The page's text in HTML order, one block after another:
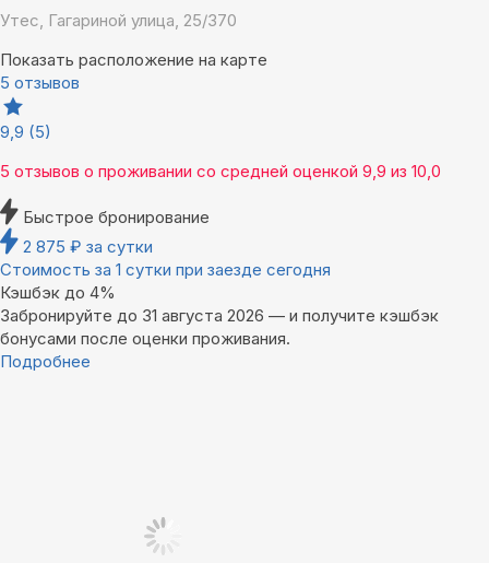
Утес, Гагариной улица, 25/370
Показать расположение на карте
5 отзывов
9,9 (5)
5 отзывов о проживании со средней оценкой 9,9 из 10,0
Быстрое бронирование
2 875 ₽ за сутки
Стоимость за 1 сутки при заезде сегодня
Кэшбэк до 4%
Забронируйте до 31 августа 2026 — и получите кэшбэк
бонусами после оценки проживания.
Подробнее